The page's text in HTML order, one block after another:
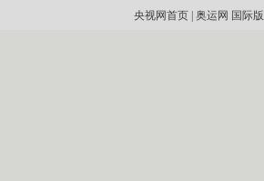
央视网首页| 奥运网 国际版